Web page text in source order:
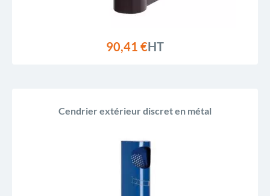
90,41 €HT
Cendrier extérieur discret en métal